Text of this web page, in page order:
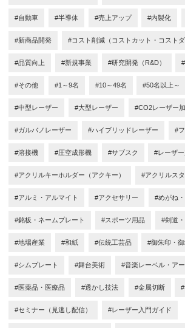
#自動車 #半導体 #売上アップ #内製化
#新商品開発 #コスト削減（コストカット・コストダ
#品質向上 #新規事業 #研究開発（R&D）
#その他 #1～9名 #10～49名 #50名以上～
#中型レーザー #大型レーザー #CO2レーザー
#ガルバノレーザー #ハイブリッドレーザー #
#溶接機 #圧空成形機 #サブスク #レーザ
#アクリルキーホルダー（アクキー） #アクリルス
#アルミ・アルマイト #アクセサリー #めがね
#銘板・ネームプレート #スポーツ用品 #剣道
#地場産業 #和紙 #伝統工芸品 #御朱印・御
#シムプレート #舞台美術 #音楽レーベル・ア
#医薬品・医療品 #透かし技法 #金属切断
#セミナー（見逃し配信） #レーザー入門ガイド